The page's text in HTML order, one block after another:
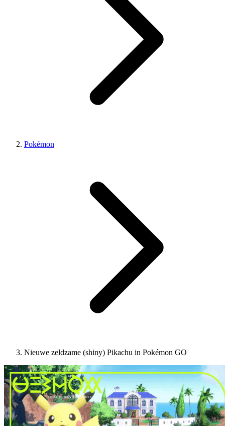
Pokémon
Nieuwe zeldzame (shiny) Pikachu in Pokémon GO